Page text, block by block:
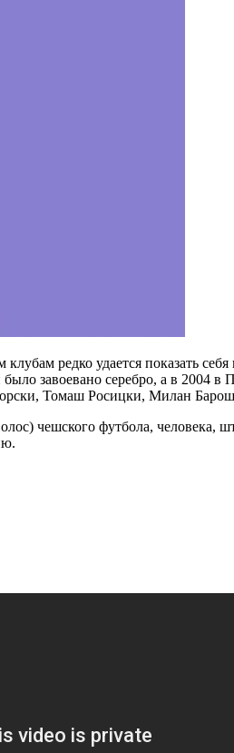
редко удается показать
завоевано серебро, а в 2004
Томаш Росицки, Милан Барош
чешского футбола,